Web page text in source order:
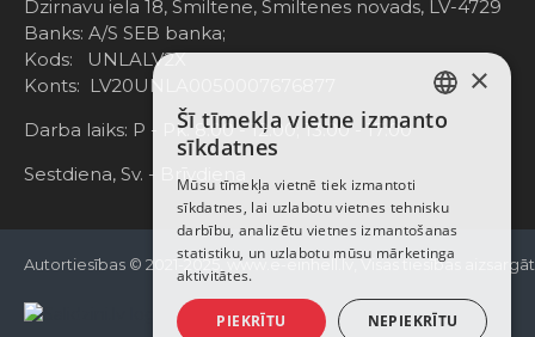
Dzirnavu iela 18, Smiltene, Smiltenes novads, LV-4729
Banks: A/S SEB banka;
Kods: UNLALV2X
Konts: LV20UNLA0050007676877
Darba laiks: P - Pk. 8:00 - 12:00; 13:00 - 17:00
Sestdiena, Sv. - Brīvdiena
Autortiesības © 2021-2025, www.e-einhell.lv, Visas tiesības
LATVIAN
ENGLISH
×
Šī tīmekļa vietne izmanto
sīkdatnes
Mūsu tīmekļa vietnē tiek izmantoti
sīkdatnes, lai uzlabotu vietnes tehnisku
darbību, analizētu vietnes izmantošanas
statistiku, un uzlabotu mūsu mārketinga
aktivitātes.
PIEKRĪTU NEPIEKRĪTU